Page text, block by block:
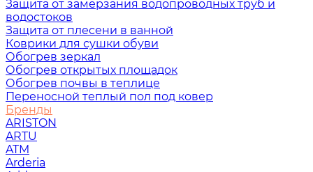
Защита от замерзания водопроводных труб и
водостоков
Защита от плесени в ванной
Коврики для сушки обуви
Обогрев зеркал
Обогрев открытых площадок
Обогрев почвы в теплице
Переносной теплый пол под ковер
Бренды
ARISTON
ARTU
ATM
Arderia